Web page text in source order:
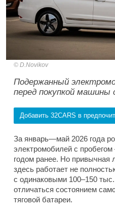
D.Novikov
Подержанный
перед покупкой машины
Добавить 32CARS в
За январь—май 2026 года
электромобилей с
годом ранее. Но привычная
здесь работает не
с одинаковыми 100–150
отличаться состоянием
тяговой батареи.